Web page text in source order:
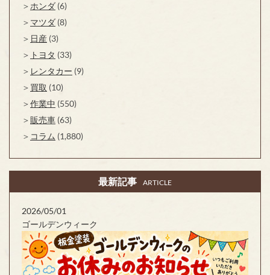
ホンダ (6)
マツダ (8)
日産 (3)
トヨタ (33)
レンタカー (9)
買取 (10)
作業中 (550)
販売車 (63)
コラム (1,880)
最新記事 ARTICLE
2026/05/01
ゴールデンウィーク